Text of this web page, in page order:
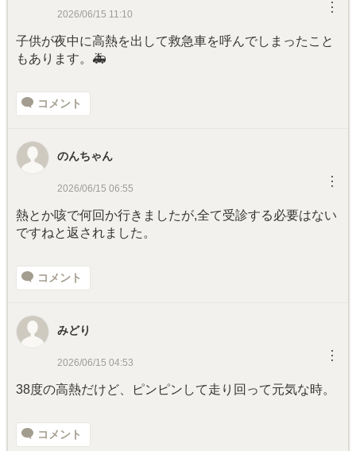
2026/06/15 11:10 ︙
子供が夜中に高熱を出して救急車を呼んでしまったこと
もあります。🚑
コメント
のんちゃん
2026/06/15 06:55 ︙
熱とか咳で何回か行きましたが,全て受診する必要はない
ですねと返されました。
コメント
みどり
2026/06/15 04:53 ︙
38度の高熱だけど、ピンピンして走り回って元気な時。
コメント